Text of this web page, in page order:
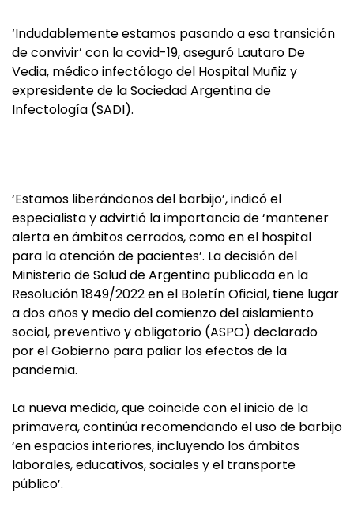
‘Indudablemente estamos pasando a esa transición
de convivir’ con la covid-19, aseguró Lautaro De
Vedia, médico infectólogo del Hospital Muñiz y
expresidente de la Sociedad Argentina de
Infectología (SADI).
‘Estamos liberándonos del barbijo’, indicó el
especialista y advirtió la importancia de ‘mantener
alerta en ámbitos cerrados, como en el hospital
para la atención de pacientes’. La decisión del
Ministerio de Salud de Argentina publicada en la
Resolución 1849/2022 en el Boletín Oficial, tiene lugar
a dos años y medio del comienzo del aislamiento
social, preventivo y obligatorio (ASPO) declarado
por el Gobierno para paliar los efectos de la
pandemia.
La nueva medida, que coincide con el inicio de la
primavera, continúa recomendando el uso de barbijo
‘en espacios interiores, incluyendo los ámbitos
laborales, educativos, sociales y el transporte
público’.